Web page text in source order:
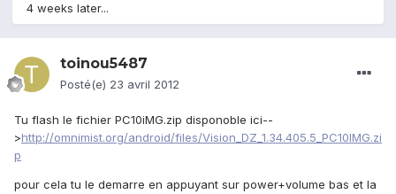
4 weeks later...
toinou5487
Posté(e) 23 avril 2012
Tu flash le fichier PC10iMG.zip disponoble ici--
>http://omnimist.org/android/files/Vision_DZ_1.34.405.5_PC10IMG.zi
p
pour cela tu le demarre en appuyant sur power+volume bas et la